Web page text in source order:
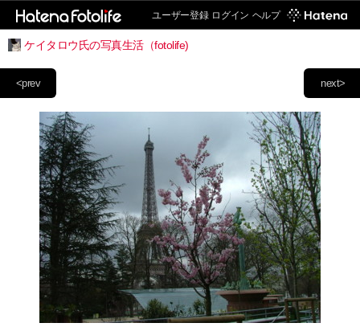
ユーザー登録 ログイン ヘルプ
ケイタロウ氏の写真生活（fotolife)
next>
<prev